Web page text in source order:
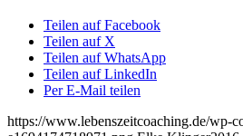
Teilen auf Facebook
Teilen auf X
Teilen auf WhatsApp
Teilen auf LinkedIn
Per E-Mail teilen
https://www.lebenszeitcoaching.de/wp-